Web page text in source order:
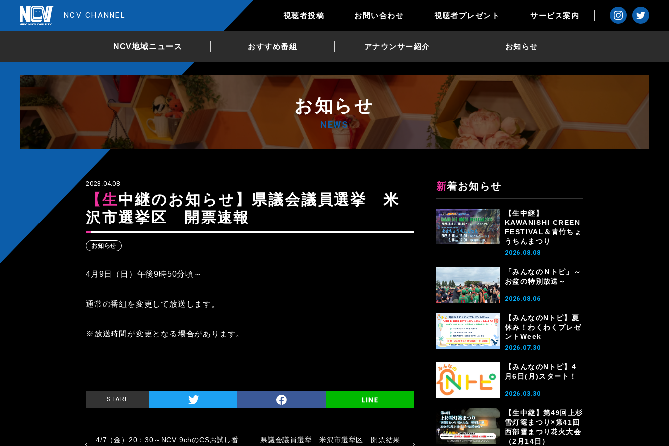
NCV CHANNEL 視聴者投稿 お問い合わせ 視聴者プレゼント サービス案内
NCV地域ニュース おすすめ番組 アナウンサー紹介 お知らせ
お知らせ
NEWS
2023.04.08
【生中継のお知らせ】県議会議員選挙 米
沢市選挙区 開票速報
お知らせ
4月9日（日）午後9時50分頃～
通常の番組を変更して放送します。
※放送時間が変更となる場合があります。
SHARE
4/7（金）20：30～NCV 9chのCSお試し番
県議会議員選挙 米沢市選挙区 開票結果
新着お知らせ
【生中継】
KAWANISHI GREEN
FESTIVAL＆青竹ちょ
うちんまつり
2026.08.08
「みんなのＮトピ」～
お盆の特別放送～
2026.08.06
【みんなのNトピ】夏
休み！わくわくプレゼ
ントWeek
2026.07.30
【みんなのNトピ】4
月6日(月)スタート！
2026.03.30
【生中継】第49回上杉
雪灯篭まつり×第41回
西部雪まつり花火大会
（2月14日）